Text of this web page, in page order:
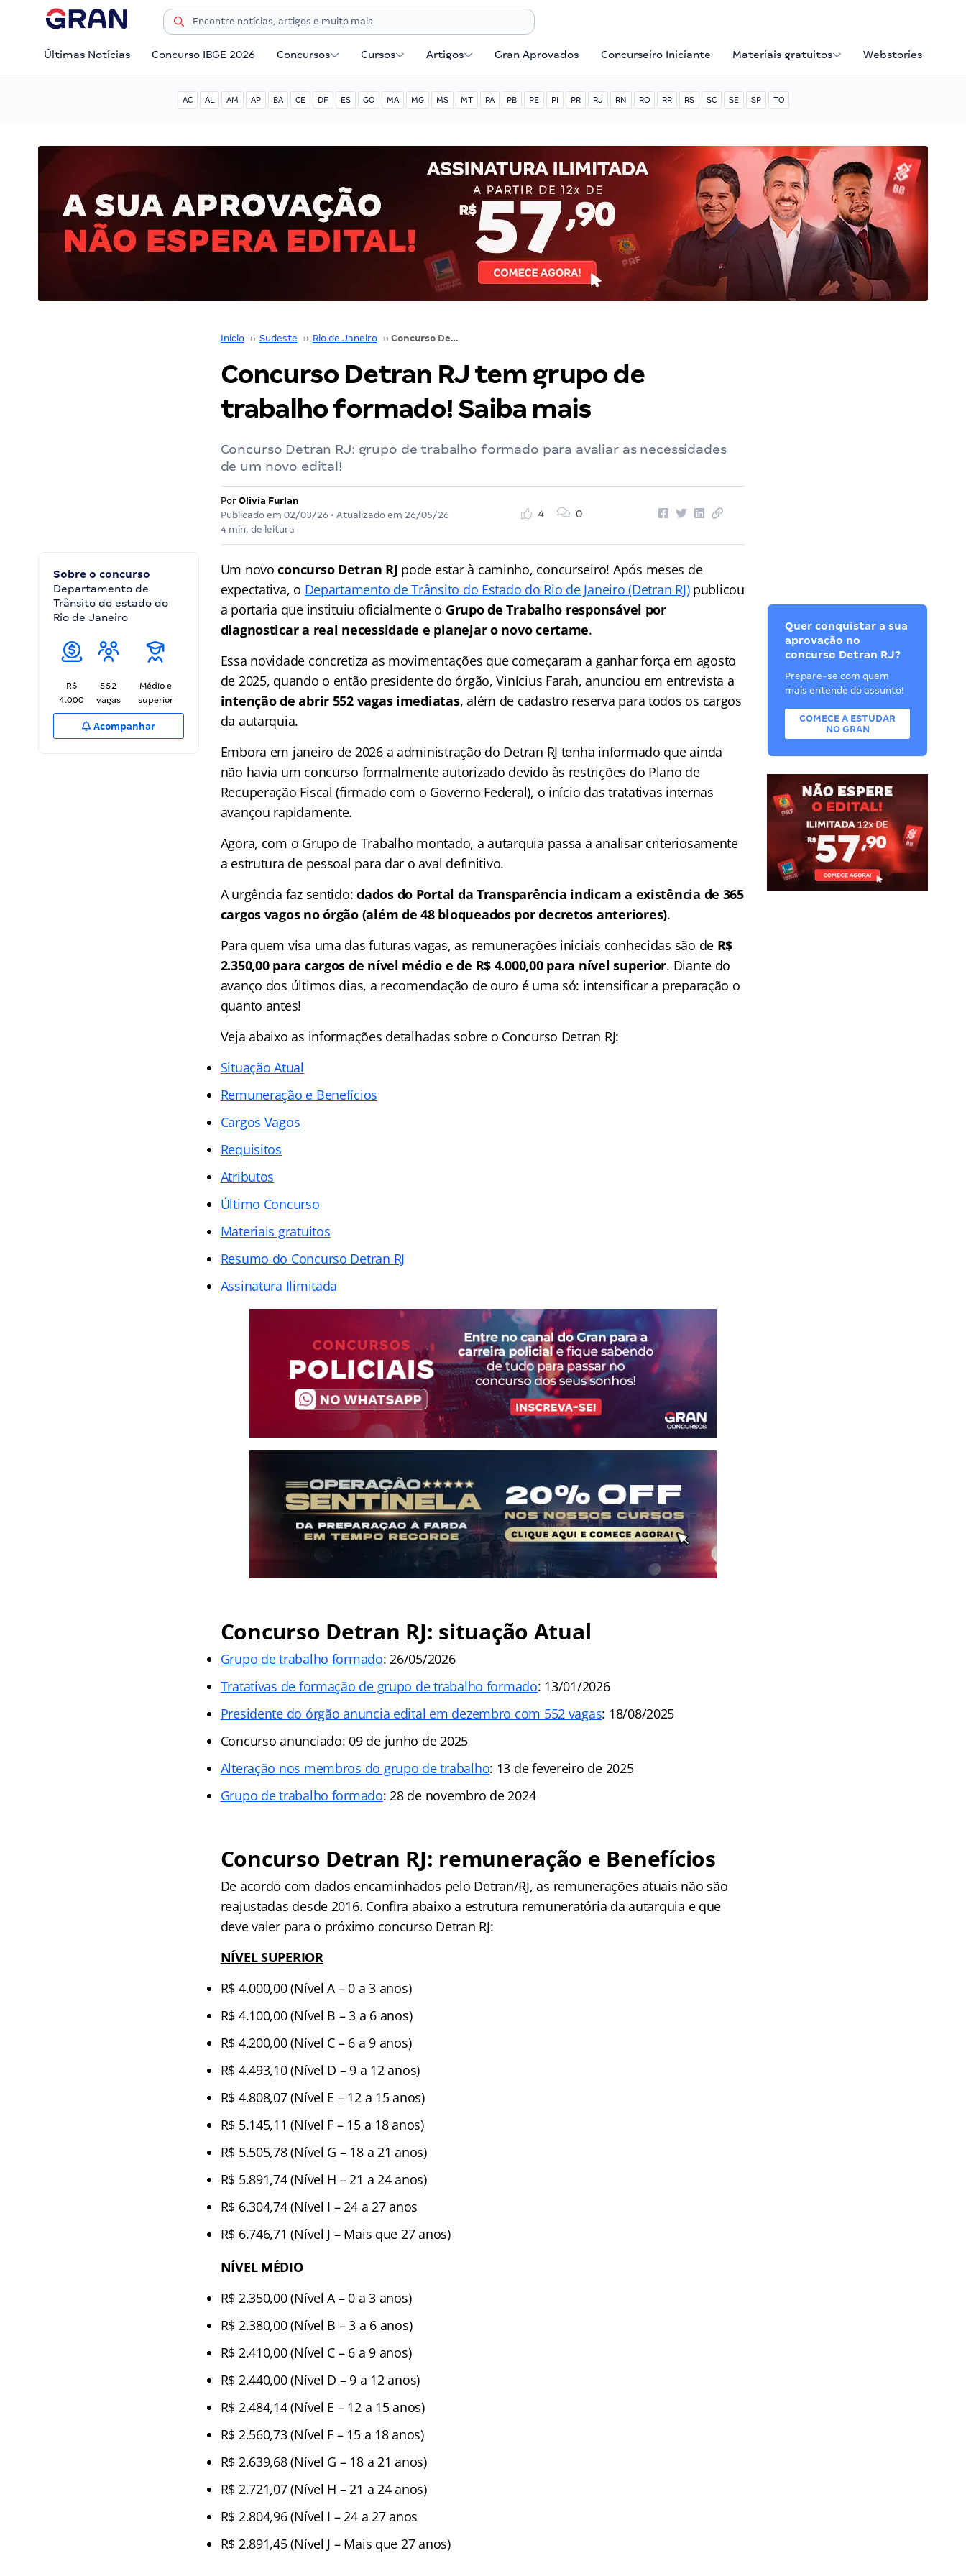
Últimas Notícias Concurso IBGE 2026 Concursos Cursos Artigos Gran Aprovados Concurseiro Iniciante Materiais gratuitos Webstories
AC AL AM AP BA CE DF ES GO MA MG MS MT PA PB PE PI PR RJ RN RO RR RS SC SE SP TO
Início ›› Sudeste ›› Rio de Janeiro ›› Concurso Detran RJ tem grupo de trabalho formado! Saiba mais
Concurso Detran RJ tem grupo de
trabalho formado! Saiba mais
Concurso Detran RJ: grupo de trabalho formado para avaliar as necessidades
de um novo edital!
Por Olivia Furlan
Publicado em 02/03/26 • Atualizado em 26/05/26
4 min. de leitura
4 0
Sobre o concurso
Departamento de
Trânsito do estado do
Rio de Janeiro
R$
4.000
552
vagas
Médio e
superior
Acompanhar
Um novoconcurso Detran RJ pode estar à caminho, concurseiro! Após meses de
expectativa, o Departamento de Trânsito do Estado do Rio de Janeiro (Detran RJ)publicou
a portaria que instituiu oficialmente o Grupo de Trabalho responsável por
diagnosticar a real necessidade e planejar o novo certame.
Essa novidade concretiza as movimentações que começaram a ganhar força em agosto
de 2025, quando o então presidente do órgão, Vinícius Farah, anunciou em entrevista a
intenção de abrir 552 vagas imediatas, além de cadastro reserva para todos os cargos
da autarquia.
Embora em janeiro de 2026 a administração do Detran RJ tenha informado que ainda
não havia um concurso formalmente autorizado devido às restrições do Plano de
Recuperação Fiscal (firmado com o Governo Federal), o início das tratativas internas
avançou rapidamente.
Agora, com o Grupo de Trabalho montado, a autarquia passa a analisar criteriosamente
a estrutura de pessoal para dar o aval definitivo.
A urgência faz sentido: dados do Portal da Transparência indicam a existência de 365
cargos vagos no órgão (além de 48 bloqueados por decretos anteriores).
Para quem visa uma das futuras vagas, as remunerações iniciais conhecidas são de R$
2.350,00 para cargos de nível médio e de R$ 4.000,00 para nível superior. Diante do
avanço dos últimos dias, a recomendação de ouro é uma só: intensificar a preparação o
quanto antes!
Veja abaixo as informações detalhadas sobre o Concurso Detran RJ:
Situação Atual
Remuneração e Benefícios
Cargos Vagos
Requisitos
Atributos
Último Concurso
Materiais gratuitos
Resumo do Concurso Detran RJ
Assinatura Ilimitada
Concurso Detran RJ: situação Atual
Grupo de trabalho formado: 26/05/2026
Tratativas de formação de grupo de trabalho formado: 13/01/2026
Presidente do órgão anuncia edital em dezembro com 552 vagas: 18/08/2025
Concurso anunciado: 09 de junho de 2025
Alteração nos membros do grupo de trabalho: 13 de fevereiro de 2025
Grupo de trabalho formado: 28 de novembro de 2024
Concurso Detran RJ: remuneração e Benefícios
De acordo com dados encaminhados pelo Detran/RJ, as remunerações atuais não são
reajustadas desde 2016. Confira abaixo a estrutura remuneratória da autarquia e que
deve valer para o próximo concurso Detran RJ:
NÍVEL SUPERIOR
R$ 4.000,00 (Nível A – 0 a 3 anos)
R$ 4.100,00 (Nível B – 3 a 6 anos)
R$ 4.200,00 (Nível C – 6 a 9 anos)
R$ 4.493,10 (Nível D – 9 a 12 anos)
R$ 4.808,07 (Nível E – 12 a 15 anos)
R$ 5.145,11 (Nível F – 15 a 18 anos)
R$ 5.505,78 (Nível G – 18 a 21 anos)
R$ 5.891,74 (Nível H – 21 a 24 anos)
R$ 6.304,74 (Nível I – 24 a 27 anos
R$ 6.746,71 (Nível J – Mais que 27 anos)
NÍVEL MÉDIO
R$ 2.350,00 (Nível A – 0 a 3 anos)
R$ 2.380,00 (Nível B – 3 a 6 anos)
R$ 2.410,00 (Nível C – 6 a 9 anos)
R$ 2.440,00 (Nível D – 9 a 12 anos)
R$ 2.484,14 (Nível E – 12 a 15 anos)
R$ 2.560,73 (Nível F – 15 a 18 anos)
R$ 2.639,68 (Nível G – 18 a 21 anos)
R$ 2.721,07 (Nível H – 21 a 24 anos)
R$ 2.804,96 (Nível I – 24 a 27 anos
R$ 2.891,45 (Nível J – Mais que 27 anos)
Quer conquistar a sua
aprovação no
concurso Detran RJ?
Prepare-se com quem
mais entende do assunto!
COMECE A ESTUDAR
NO GRAN